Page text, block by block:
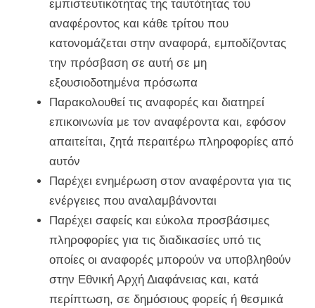
εμπιστευτικότητας της ταυτότητας του
αναφέροντος και κάθε τρίτου που
κατονομάζεται στην αναφορά, εμποδίζοντας
την πρόσβαση σε αυτή σε μη
εξουσιοδοτημένα πρόσωπα
Παρακολουθεί τις αναφορές και διατηρεί
επικοινωνία με τον αναφέροντα και, εφόσον
απαιτείται, ζητά περαιτέρω πληροφορίες από
αυτόν
Παρέχει ενημέρωση στον αναφέροντα για τις
ενέργειες που αναλαμβάνονται
Παρέχει σαφείς και εύκολα προσβάσιμες
πληροφορίες για τις διαδικασίες υπό τις
οποίες οι αναφορές μπορούν να υποβληθούν
στην Εθνική Αρχή Διαφάνειας και, κατά
περίπτωση, σε δημόσιους φορείς ή θεσμικά